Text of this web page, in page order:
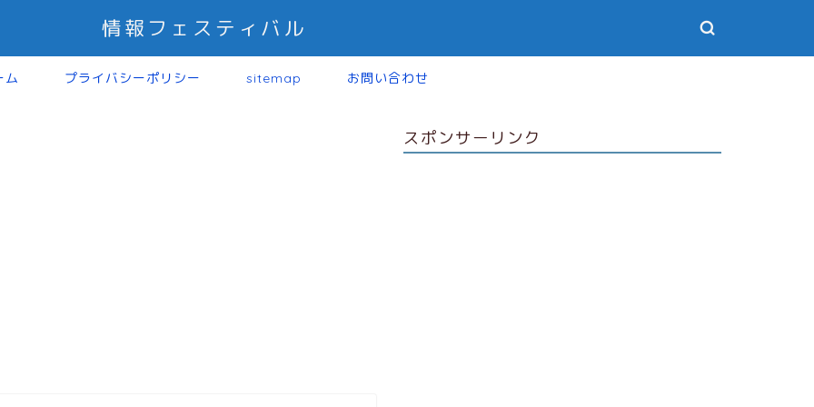
情報フェスティバル
ム プライバシーポリシー sitemap お問い合わせ
スポンサーリンク